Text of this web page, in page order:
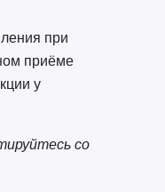
при
приёме
у
со